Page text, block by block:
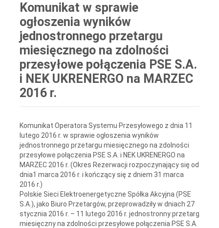
Komunikat w sprawie
ogłoszenia wyników
jednostronnego przetargu
miesięcznego na zdolności
przesyłowe połączenia PSE S.A.
i NEK UKRENERGO na MARZEC
2016 r.
Komunikat Operatora Systemu Przesyłowego z dnia 11
lutego 2016 r. w sprawie ogłoszenia wyników
jednostronnego przetargu miesięcznego na zdolności
przesyłowe połączenia PSE S.A. i NEK UKRENERGO na
MARZEC 2016 r. (Okres Rezerwacji rozpoczynający się od
dnia1 marca 2016 r. i kończący się z dniem 31 marca
2016 r.)
Polskie Sieci Elektroenergetyczne Spółka Akcyjna (PSE
S.A.), jako Biuro Przetargów, przeprowadziły w dniach 27
stycznia 2016 r. – 11 lutego 2016 r. jednostronny przetarg
miesięczny na zdolności przesyłowe połączenia PSE S.A.